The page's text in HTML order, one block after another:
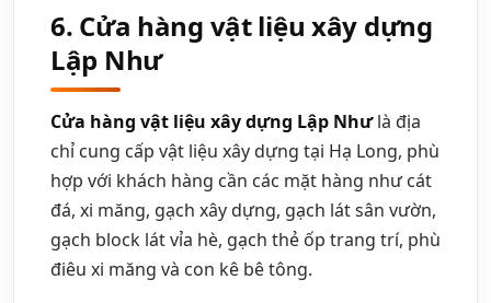
6. Cửa hàng vật liệu xây dựng
Lập Như
Cửa hàng vật liệu xây dựng Lập Nhưlà địa
chỉ cung cấp vật liệu xây dựng tại Hạ Long, phù
hợp với khách hàng cần các mặt hàng như cát
đá, xi măng, gạch xây dựng, gạch lát sân vườn,
gạch block lát vỉa hè, gạch thẻ ốp trang trí, phù
điêu xi măng và con kê bê tông.